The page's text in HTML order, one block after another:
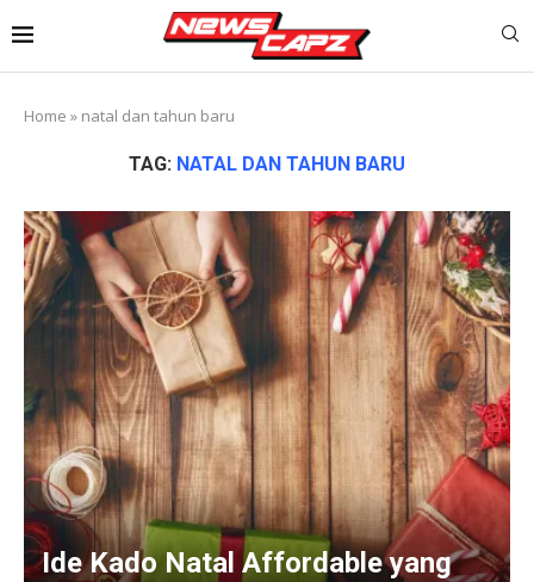
Home » natal dan tahun baru
TAG: NATAL DAN TAHUN BARU
Ide Kado Natal Affordable yang